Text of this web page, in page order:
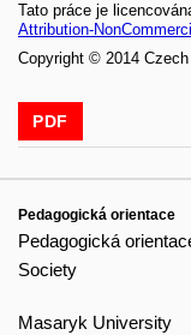
Tato práce je
Attribution-
Copyright © 2014
PDF
Pedagogická orientace
Pedagogická
Society
Masaryk University